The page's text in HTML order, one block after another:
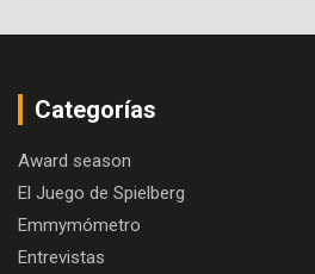
Categorías
Award season
El Juego de Spielberg
Emmymómetro
Entrevistas